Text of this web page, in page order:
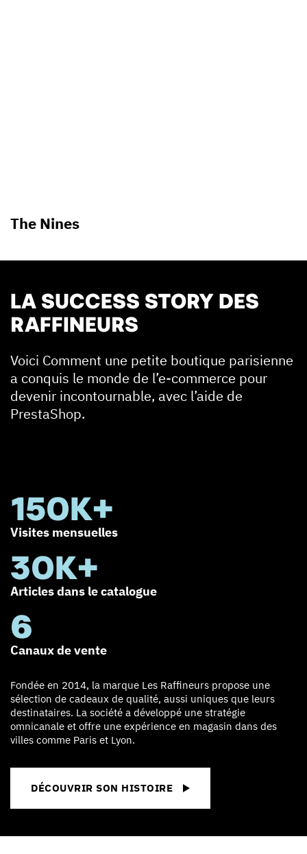
The Nines
LA SUCCESS STORY DES
RAFFINEURS
Voici Comment une petite boutique parisienne
a conquis le monde de l’e-commerce pour
devenir incontournable, avec l’aide de
PrestaShop.
150K+
Visites mensuelles
30K+
Articles dans le catalogue
6
Canaux de vente
Fondée en 2014, la marque Les Raffineurs propose une
sélection de cadeaux de qualité, aussi uniques que leurs
destinataires. La société a développé une stratégie
omnicanale et offre une expérience en magasin dans des
villes comme Paris et Lyon.
DÉCOUVRIR SON HISTOIRE